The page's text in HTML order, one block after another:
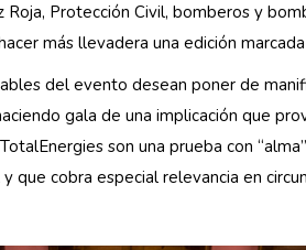
Roja, Protección Civil, bomberos y
más llevadera una edición
del evento desean poner de
gala de una implicación que
son una prueba con
que cobra especial relevancia en